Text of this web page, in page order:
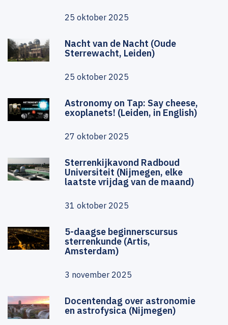
25 oktober 2025
Nacht van de Nacht (Oude
Sterrewacht, Leiden)
25 oktober 2025
Astronomy on Tap: Say cheese,
exoplanets! (Leiden, in English)
27 oktober 2025
Sterrenkijkavond Radboud
Universiteit (Nijmegen, elke
laatste vrijdag van de maand)
31 oktober 2025
5-daagse beginnerscursus
sterrenkunde (Artis,
Amsterdam)
3 november 2025
Docentendag over astronomie
en astrofysica (Nijmegen)